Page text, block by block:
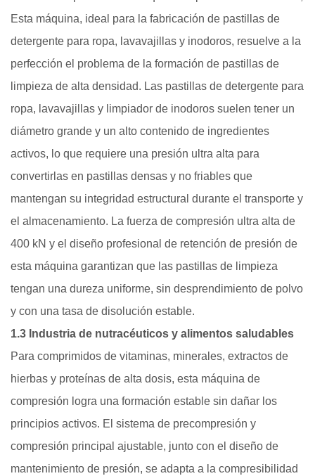
Esta máquina, ideal para la fabricación de pastillas de
detergente para ropa, lavavajillas y inodoros, resuelve a la
perfección el problema de la formación de pastillas de
limpieza de alta densidad. Las pastillas de detergente para
ropa, lavavajillas y limpiador de inodoros suelen tener un
diámetro grande y un alto contenido de ingredientes
activos, lo que requiere una presión ultra alta para
convertirlas en pastillas densas y no friables que
mantengan su integridad estructural durante el transporte y
el almacenamiento. La fuerza de compresión ultra alta de
400 kN y el diseño profesional de retención de presión de
esta máquina garantizan que las pastillas de limpieza
tengan una dureza uniforme, sin desprendimiento de polvo
y con una tasa de disolución estable.
1.3 Industria de nutracéuticos y alimentos saludables
Para comprimidos de vitaminas, minerales, extractos de
hierbas y proteínas de alta dosis, esta máquina de
compresión logra una formación estable sin dañar los
principios activos. El sistema de precompresión y
compresión principal ajustable, junto con el diseño de
mantenimiento de presión, se adapta a la compresibilidad